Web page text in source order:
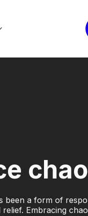
been a form of
Embracing